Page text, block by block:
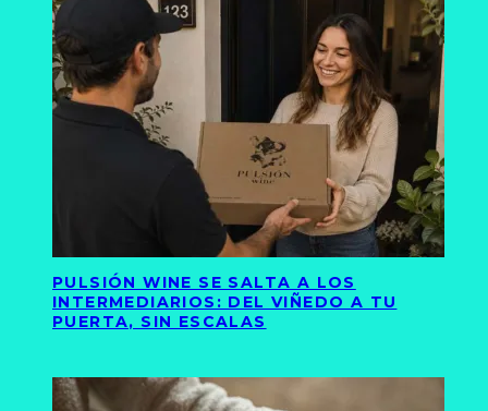
PULSIÓN WINE SE SALTA A LOS
INTERMEDIARIOS: DEL VIÑEDO A TU
PUERTA, SIN ESCALAS